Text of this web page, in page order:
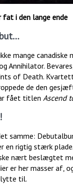
fat i den lange ende
mange
Annihilator.
of Death.
de den
fået titlen Ascend
samme:
rigtig stærk
nært beslægtet
er her masser af,
lytte til.